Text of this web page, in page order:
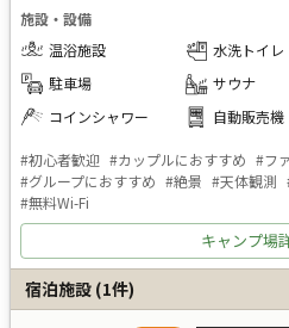
施設・設備
温浴施設
水洗トイレ
駐車場
サウナ
コインシャワー
自動販売機
#初心者歓迎 #カップルにおすすめ #フ
#グループにおすすめ #絶景 #天体観測
#無料Wi-Fi
キャンプ場
宿泊施設 (1件)